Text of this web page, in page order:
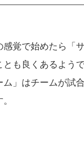
覚で始めたら「
とも良くあるよう
ム」はチームが試